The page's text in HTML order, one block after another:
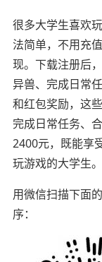
很多大学生喜欢
法简单，不用充
现。下载注册后
异兽、完成日常
和红包奖励，这
完成日常任务、
2400元，既能享
玩游戏的大学生。
用微信扫描下面
序：